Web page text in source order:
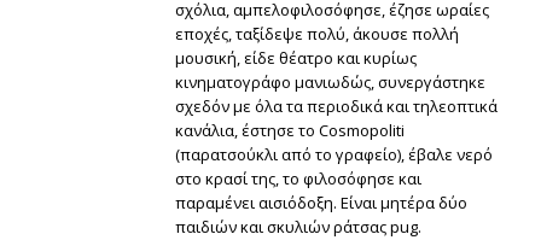
σχόλια, αμπελοφιλοσόφησε, έζησε ωραίες
εποχές, ταξίδεψε πολύ, άκουσε πολλή
μουσική, είδε θέατρο και κυρίως
κινηματογράφο μανιωδώς, συνεργάστηκε
σχεδόν με όλα τα περιοδικά και τηλεοπτικά
κανάλια, έστησε το Cosmopoliti
(παρατσούκλι από το γραφείο), έβαλε νερό
στο κρασί της, το φιλοσόφησε και
παραμένει αισιόδοξη. Είναι μητέρα δύο
παιδιών και σκυλιών ράτσας pug.